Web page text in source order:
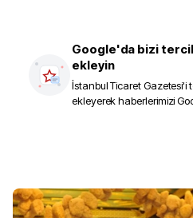
Google'da bizi
ekleyin
İstanbul Ticaret Gazetesi'i
ekleyerek haberlerimizi